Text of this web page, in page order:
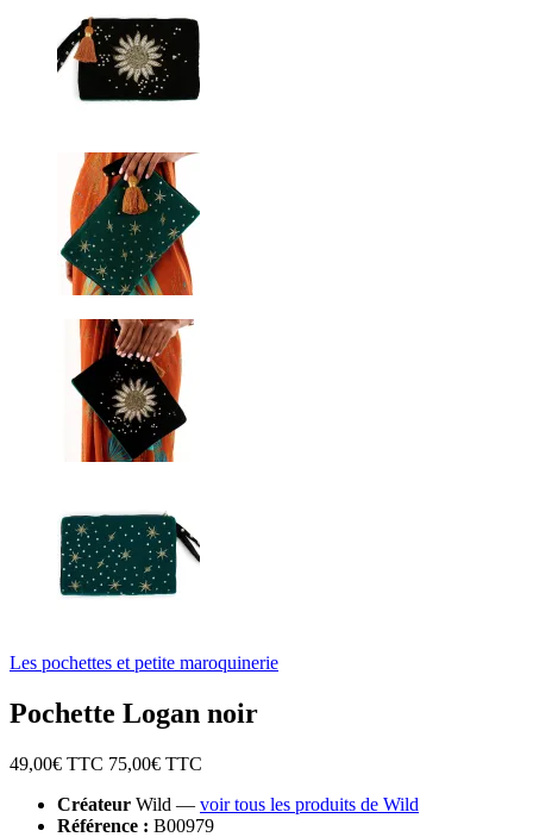
Les pochettes et petite maroquinerie
Pochette Logan noir
49,00€ TTC 75,00€ TTC
Créateur Wild — voir tous les produits de Wild
Référence : B00979